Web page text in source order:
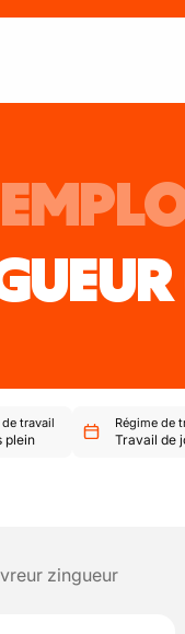
travail
plein
Régime de
Travail de
zingueur